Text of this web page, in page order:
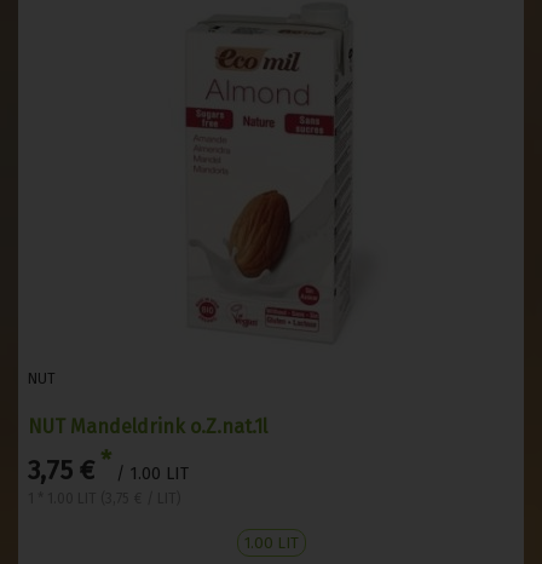
NUT
NUT Mandeldrink o.Z.nat.1l
3,75 € * / 1.00 LIT
1.00 LIT